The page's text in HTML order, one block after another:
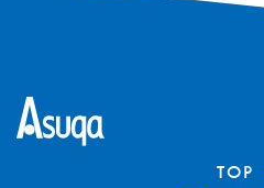
TOP